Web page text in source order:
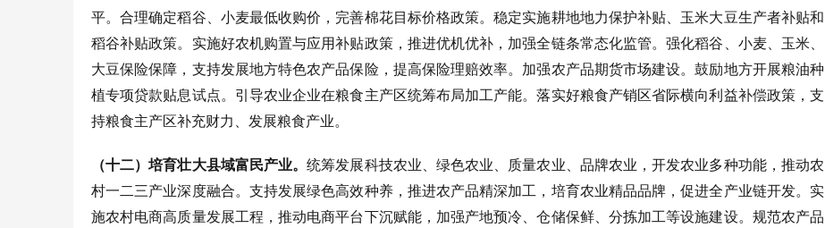
平。合理确定稻谷、小麦最低收购价，完善棉花目标价格政策。稳定实施耕地地力保护补贴、玉米大豆生产者补贴和
稻谷补贴政策。实施好农机购置与应用补贴政策，推进优机优补，加强全链条常态化监管。强化稻谷、小麦、玉米、
大豆保险保障，支持发展地方特色农产品保险，提高保险理赔效率。加强农产品期货市场建设。鼓励地方开展粮油种
植专项贷款贴息试点。引导农业企业在粮食主产区统筹布局加工产能。落实好粮食产销区省际横向利益补偿政策，支
持粮食主产区补充财力、发展粮食产业。
（十二）培育壮大县域富民产业。统筹发展科技农业、绿色农业、质量农业、品牌农业，开发农业多种功能，推动农
村一二三产业深度融合。支持发展绿色高效种养，推进农产品精深加工，培育农业精品品牌，促进全产业链开发。实
施农村电商高质量发展工程，推动电商平台下沉赋能，加强产地预冷、仓储保鲜、分拣加工等设施建设。规范农产品